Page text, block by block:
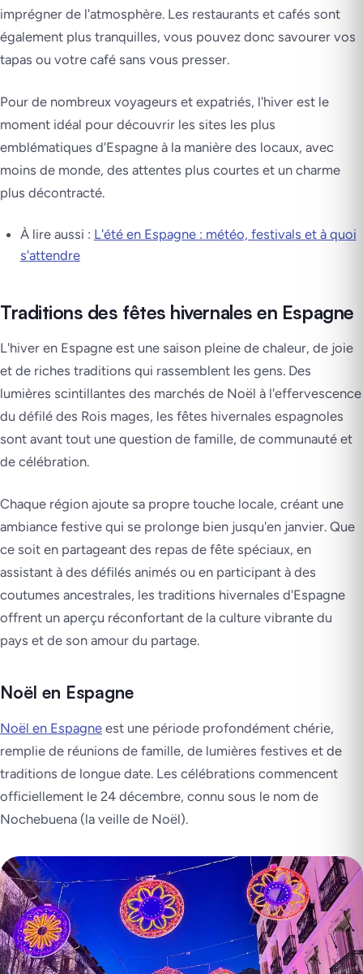
imprégner de l'atmosphère. Les restaurants et cafés sont
également plus tranquilles, vous pouvez donc savourer vos
tapas ou votre café sans vous presser.
Pour de nombreux voyageurs et expatriés, l'hiver est le
moment idéal pour découvrir les sites les plus
emblématiques d'Espagne à la manière des locaux, avec
moins de monde, des attentes plus courtes et un charme
plus décontracté.
À lire aussi : L'été en Espagne : météo, festivals et à quoi
s'attendre
Traditions des fêtes hivernales en Espagne
L'hiver en Espagne est une saison pleine de chaleur, de joie
et de riches traditions qui rassemblent les gens. Des
lumières scintillantes des marchés de Noël à l'effervescence
du défilé des Rois mages, les fêtes hivernales espagnoles
sont avant tout une question de famille, de communauté et
de célébration.
Chaque région ajoute sa propre touche locale, créant une
ambiance festive qui se prolonge bien jusqu'en janvier. Que
ce soit en partageant des repas de fête spéciaux, en
assistant à des défilés animés ou en participant à des
coutumes ancestrales, les traditions hivernales d'Espagne
offrent un aperçu réconfortant de la culture vibrante du
pays et de son amour du partage.
Noël en Espagne
Noël en Espagne est une période profondément chérie,
remplie de réunions de famille, de lumières festives et de
traditions de longue date. Les célébrations commencent
officiellement le 24 décembre, connu sous le nom de
Nochebuena (la veille de Noël).